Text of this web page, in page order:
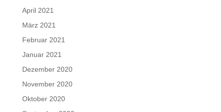
April 2021
März 2021
Februar 2021
Januar 2021
Dezember 2020
November 2020
Oktober 2020